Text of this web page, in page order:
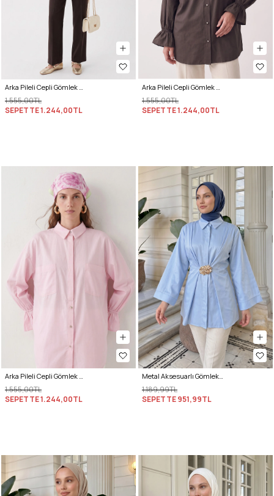
Arka Pileli Cepli Gömlek Y0147 - AÇIK HAKİ
1.555,00TL
SEPETTE1.244,00TL
Arka Pileli Cepli Gömlek Y0147 - ACI KAHVE
1.555,00TL
SEPETTE1.244,00TL
Arka Pileli Cepli Gömlek Y0147 - AÇIK PEMBE
1.555,00TL
SEPETTE1.244,00TL
Metal Aksesuarlı Gömlek Y0142 - BEBE MAVİSİ
1.189,99TL
SEPETTE951,99TL